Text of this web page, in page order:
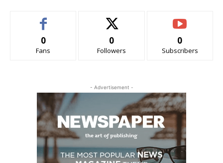
0
Fans
0
Followers
0
Subscribers
- Advertisement -